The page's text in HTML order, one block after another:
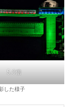
5.0倍
した様子